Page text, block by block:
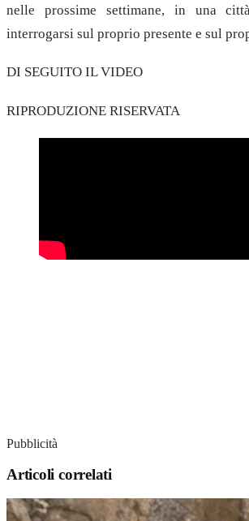
nelle prossime settimane, in una
interrogarsi sul proprio presente e sul
DI SEGUITO IL VIDEO
RIPRODUZIONE RISERVATA
Pubblicità
Articoli correlati